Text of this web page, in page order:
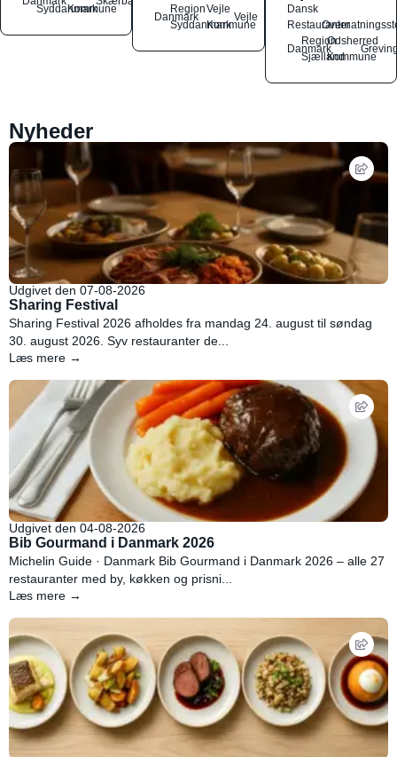
Syddanmark
Kommune
Danmark
Region
Syddanmark
Vejle
Kommune
Vejle
Dansk
Restauranter
Danmark
Region
Sjælland
Odsherred
Kommune
Nyheder
Udgivet den 07-08-2026
Sharing Festival
Sharing Festival 2026 afholdes fra mandag 24. august til søndag
30. august 2026. Syv restauranter de...
Læs mere →
Udgivet den 04-08-2026
Bib Gourmand i Danmark 2026
Michelin Guide · Danmark Bib Gourmand i Danmark 2026 – alle 27
restauranter med by, køkken og prisni...
Læs mere →